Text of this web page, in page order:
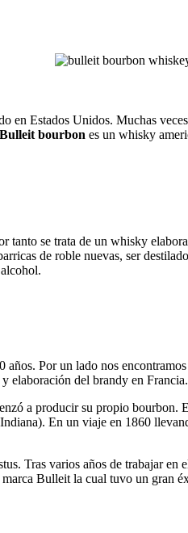
Estados Unidos. Muchas
Bulleit bourbon es un whisky
se trata de un whisky
de roble nuevas, ser
años. Por un lado nos
elaboración del brandy en Francia.
a producir su propio
En un viaje en 1860
Tras varios años de trabajar
Bulleit la cual tuvo un gran